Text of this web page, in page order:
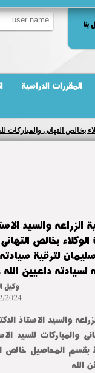
بنا
المقررات الدراسية
بخالص التهانى
الزراعه والسيد
الوكلاء بخالص
لترقية
لسيادته داعيين
وكيل
2024
والسيد الاستاذ
والمباركات للسيد
بقسم المحاصيل خالص
الله